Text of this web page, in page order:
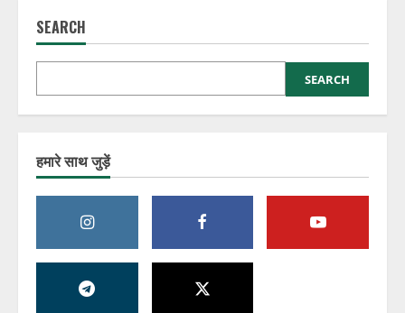
1 August 8, 2026
Job और Visa के नाम पर जालसाजी, चंडीगढ़ में
Immigration Fraud के आठ मामले सामने आए
August 8, 2026
सावधान: बिजली बिल भरने के नाम पर साइबर
ठगी का नया खेल, दिल्ली में दो गिरफ्तार!!!
SEARCH
SEARCH
हमारे साथ जुड़ें